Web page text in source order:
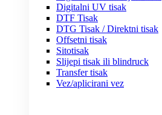
Digitalni UV tisak
DTF Tisak
DTG Tisak / Direktni tisak
Offsetni tisak
Sitotisak
Slijepi tisak ili blindruck
Transfer tisak
Vez/aplicirani vez